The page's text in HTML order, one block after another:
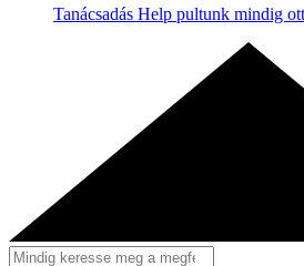
Tanácsadás Help pultunk mindig